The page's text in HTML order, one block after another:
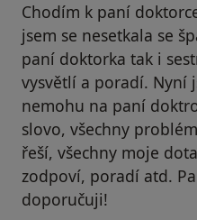
Chodím k paní
jsem se nesetkala se
paní doktorka tak i
vysvětlí a poradí. Nyní
nemohu na paní
slovo, všechny
řeší, všechny moje
zodpoví, poradí atd.
doporučuji!